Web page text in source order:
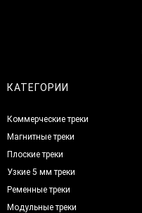
КАТЕГОРИИ
Коммерческие треки
Магнитные треки
Плоские треки
Узкие 5 мм треки
Ременные треки
Модульные треки